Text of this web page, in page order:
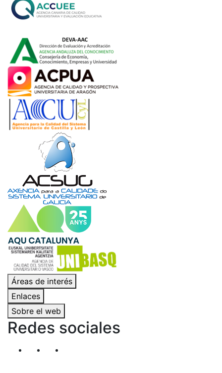
Áreas de interés
Enlaces
Sobre el web
Redes sociales
Segueix-nos al nostre canal de Twitter